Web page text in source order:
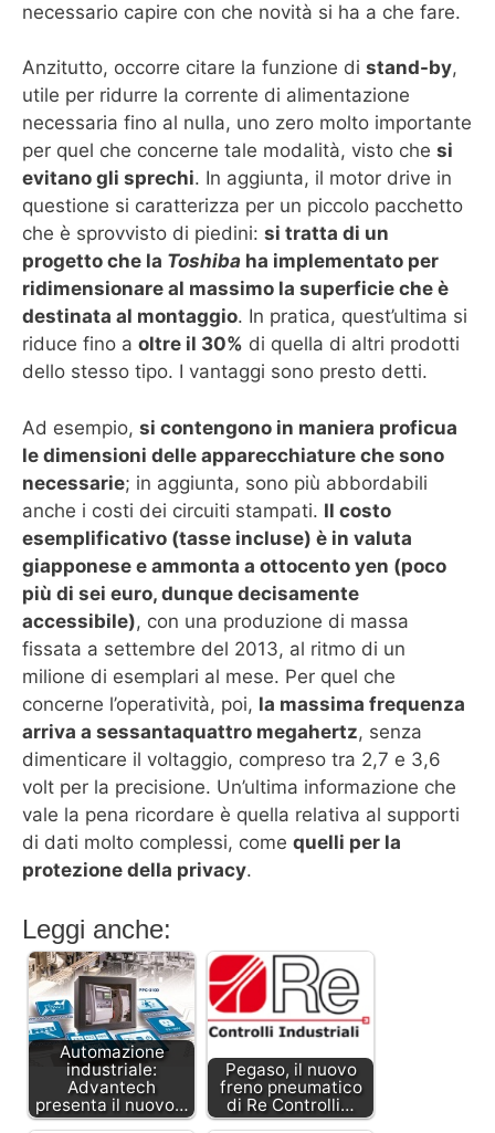
necessario capire con che novità si ha a che fare.
Anzitutto, occorre citare la funzione di stand-by,
utile per ridurre la corrente di alimentazione
necessaria fino al nulla, uno zero molto importante
per quel che concerne tale modalità, visto che si
evitano gli sprechi. In aggiunta, il motor drive in
questione si caratterizza per un piccolo pacchetto
che è sprovvisto di piedini: si tratta di un
progetto che la Toshiba ha implementato per
ridimensionare al massimo la superficie che è
destinata al montaggio. In pratica, quest’ultima si
riduce fino a oltre il 30% di quella di altri prodotti
dello stesso tipo. I vantaggi sono presto detti.
Ad esempio, si contengono in maniera proficua
le dimensioni delle apparecchiature che sono
necessarie; in aggiunta, sono più abbordabili
anche i costi dei circuiti stampati. Il costo
esemplificativo (tasse incluse) è in valuta
giapponese e ammonta a ottocento yen (poco
più di sei euro, dunque decisamente
accessibile), con una produzione di massa
fissata a settembre del 2013, al ritmo di un
milione di esemplari al mese. Per quel che
concerne l’operatività, poi, la massima frequenza
arriva a sessantaquattro megahertz, senza
dimenticare il voltaggio, compreso tra 2,7 e 3,6
volt per la precisione. Un’ultima informazione che
vale la pena ricordare è quella relativa al supporti
di dati molto complessi, come quelli per la
protezione della privacy.
Leggi anche:
Automazione
industriale:
Advantech
presenta il nuovo…
Pegaso, il nuovo
freno pneumatico
di Re Controlli…